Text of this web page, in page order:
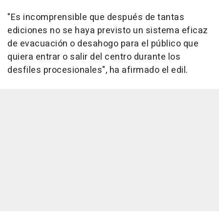
"Es incomprensible que después de tantas
ediciones no se haya previsto un sistema eficaz
de evacuación o desahogo para el público que
quiera entrar o salir del centro durante los
desfiles procesionales", ha afirmado el edil.